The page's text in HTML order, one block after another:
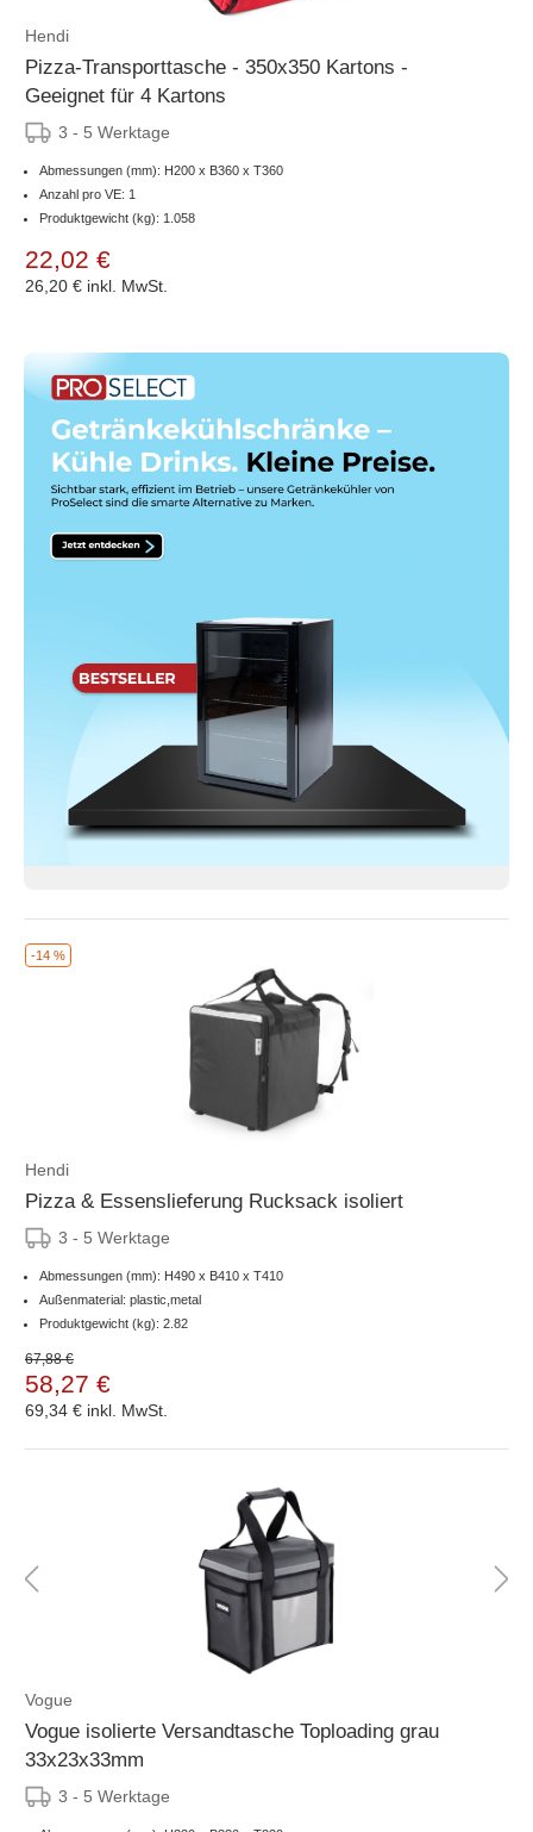
Hendi
Pizza-Transporttasche - 350x350 Kartons -
Geeignet für 4 Kartons
3 - 5 Werktage
Abmessungen (mm): H200 x B360 x T360
Anzahl pro VE: 1
Produktgewicht (kg): 1.058
22,02 €
26,20 € inkl. MwSt.
-14 %
Hendi
Pizza & Essenslieferung Rucksack isoliert
3 - 5 Werktage
Abmessungen (mm): H490 x B410 x T410
Außenmaterial: plastic,metal
Produktgewicht (kg): 2.82
67,88 €
58,27 €
69,34 € inkl. MwSt.
Vogue
Vogue isolierte Versandtasche Toploading grau
33x23x33mm
3 - 5 Werktage